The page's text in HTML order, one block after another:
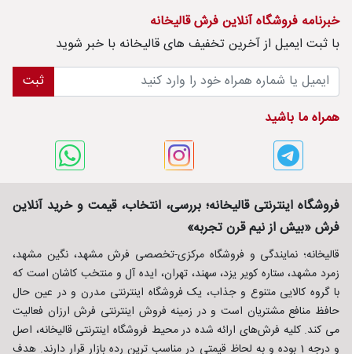
خبرنامه فروشگاه آنلاین فرش قالیخانه
با ثبت ايميل از آخرین تخفیف های قالیخانه با خبر شوید
ثبت
همراه ما باشید
فروشگاه اینترنتی قالیخانه؛ بررسی، انتخاب، قیمت و خرید آنلاین
فرش «بیش از نیم قرن تجربه»
قالیخانه؛ نمایندگی و فروشگاه مرکزی-تخصصی فرش مشهد، نگین مشهد،
زمرد مشهد، ستاره کویر یزد، سهند، تهران، ایده آل و منتخب کاشان است که
با گروه کالایی متنوع و جذاب، یک فروشگاه اینترنتی مدرن و در عین حال
حافظ منافع مشتریان است و در زمینه فروش اینترنتی فرش ارزان فعالیت
می کند. کلیه فرش‌های ارائه شده در محیط فروشگاه اینترنتی قالیخانه، اصل
و درجه 1 بوده و به لحاظ قیمتی در مناسب ترین رده بازار قرار دارند. هدف